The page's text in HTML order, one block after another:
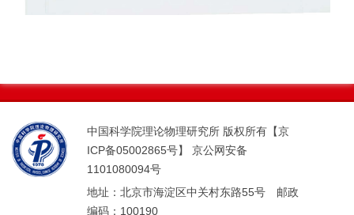
中国科学院理论物理研究所 版权所有【京
ICP备05002865号】 京公网安备
1101080094号
地址：北京市海淀区中关村东路55号 邮政
编码：100190